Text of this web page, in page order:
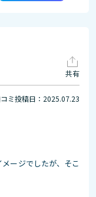
共有
ミ投稿日：2025.07.23
ージでしたが、そこ